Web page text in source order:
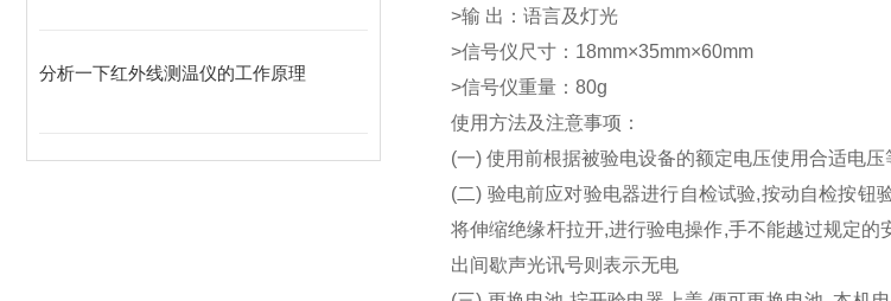
分析一下红外线测温仪的工作原理
>输 出：语言及灯光
>信号仪尺寸：18mm×35mm×60mm
>信号仪重量：80g
使用方法及注意事项：
(一) 使用前根据被验电设备的额定电压使用合适电
(二) 验电前应对验电器进行自检试验,按动自检按钮
将伸缩绝缘杆拉开,进行验电操作,手不能越过规定
出间歇声光讯号则表示无电